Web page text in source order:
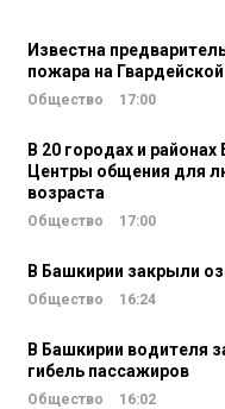
Известна
пожара на
Общество 17:00
В 20 городах и
Центры общения для
возраста
Общество 17:00
В Башкирии закрыли
Общество 16:24
В Башкирии водителя
гибель пассажиров
Общество 16:02